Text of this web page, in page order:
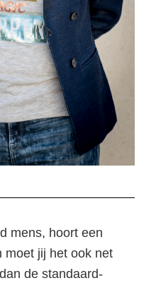
mens, hoort een
moet jij het ook net
de standaard-